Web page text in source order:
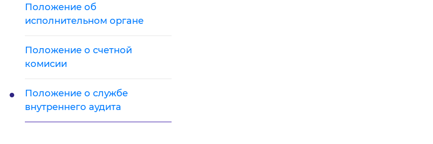
Положение об
исполнительном органе
Положение о счетной
комисии
Положение о службе
внутреннего аудита